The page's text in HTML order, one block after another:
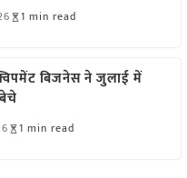
1 min read
बिजनेस ने जुलाई में
1 min read